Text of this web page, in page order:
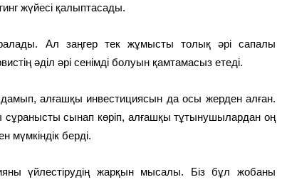
жүйесі қалыптасады.
Ал заңгер тек жұмысты толық әрі сапалы
әділ әрі сенімді болуын қамтамасыз етеді.
алғашқы инвестициясын да осы жерден алған.
сұранысты сынап көріп, алғашқы тұтынушылардан оң
мүмкіндік берді.
үйлестірудің жарқын мысалы. Біз бұл жобаны